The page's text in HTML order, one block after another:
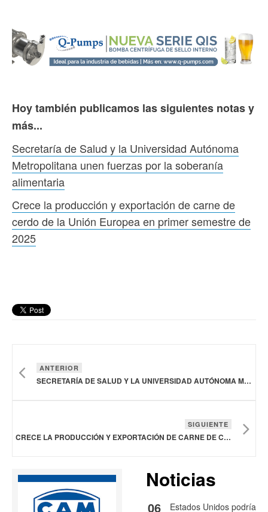
Hoy también publicamos las siguientes notas y
más...
Secretaría de Salud y la Universidad Autónoma
Metropolitana unen fuerzas por la soberanía
alimentaria
Crece la producción y exportación de carne de
cerdo de la Unión Europea en primer semestre de
2025
ANTERIOR
SECRETARÍA DE SALUD Y LA UNIVERSIDAD AUTÓNOMA METROPOLITANA UNEN FUERZAS POR LA SOBERANÍA ALIMENTARIA
SIGUIENTE
CRECE LA PRODUCCIÓN Y EXPORTACIÓN DE CARNE DE CERDO DE LA UNIÓN EUROPEA EN PRIMER SEMESTRE DE 2025
Noticias
Estados Unidos podría
06